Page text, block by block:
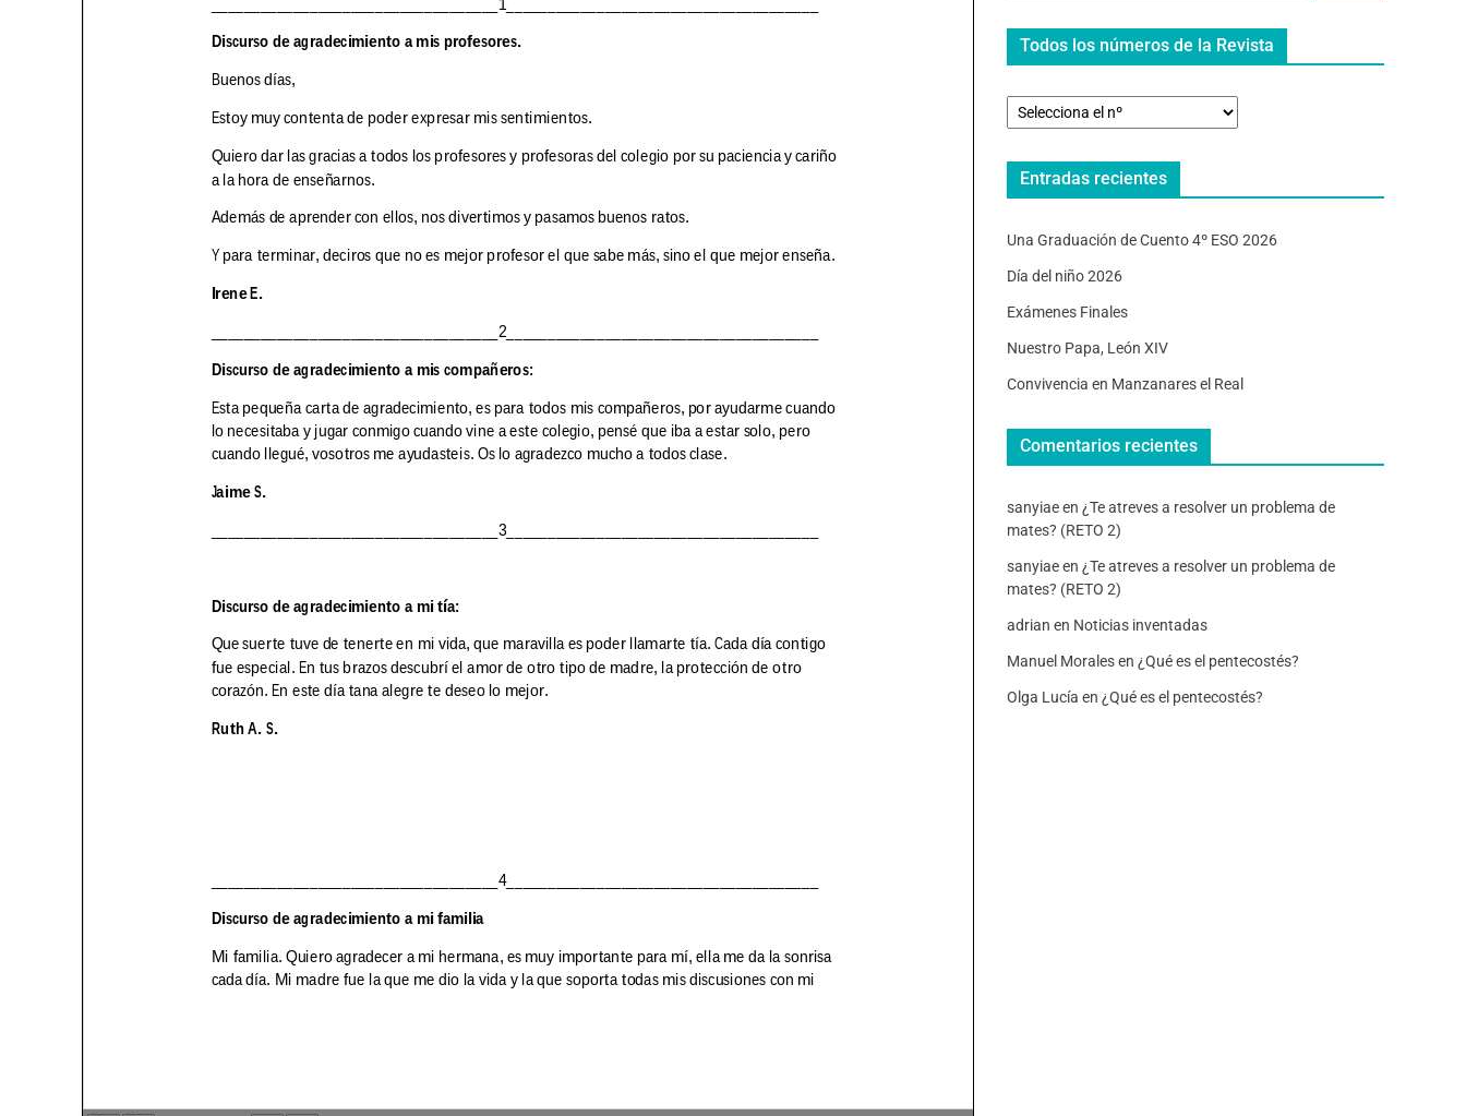
Todos los números de la Revista
Entradas recientes
Una Graduación de Cuento 4º ESO 2026
Día del niño 2026
Exámenes Finales
Nuestro Papa, León XIV
Convivencia en Manzanares el Real
Comentarios recientes
sanyiaeen ¿Te atreves a resolver un problema de
mates? (RETO 2)
sanyiaeen ¿Te atreves a resolver un problema de
mates? (RETO 2)
adrian en Noticias inventadas
Manuel Moralesen ¿Qué es el pentecostés?
Olga Lucía en ¿Qué es el pentecostés?